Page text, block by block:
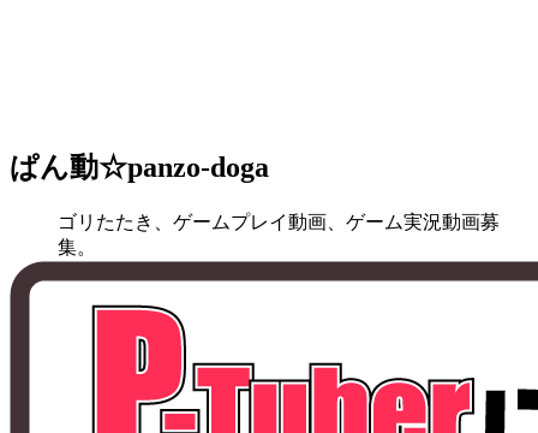
ぱん動☆panzo-doga
ゴリたたき、ゲームプレイ動画、ゲーム実況動画募
集。